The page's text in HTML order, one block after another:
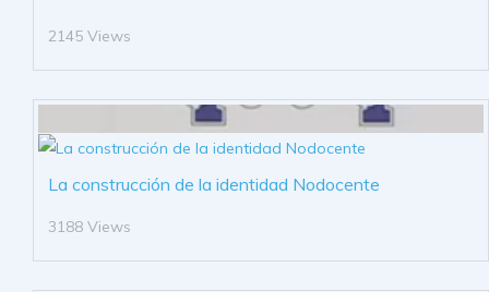
2145 Views
La construcción de la identidad Nodocente
3188 Views